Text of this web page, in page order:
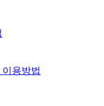
용방법